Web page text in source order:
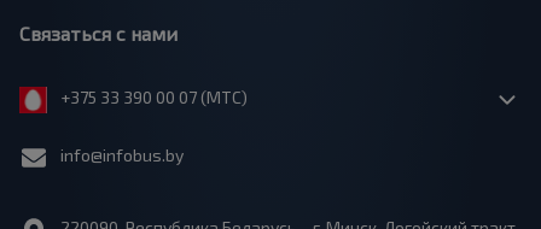
Связаться с нами
+375 33 390 00 07 (МТС)
info@infobus.by